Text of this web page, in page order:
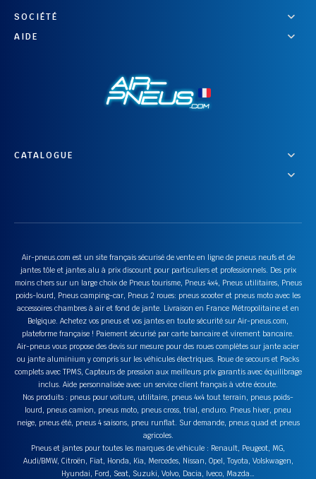
SOCIÉTÉ
AIDE
CATALOGUE
Air-pneus.com est un site français sécurisé de vente en ligne de pneus neufs et de
jantes tôle et jantes alu à prix discount pour particuliers et professionnels. Des prix
moins chers sur un large choix de Pneus tourisme, Pneus 4x4, Pneus utilitaires, Pneus
poids-lourd, Pneus camping-car, Pneus 2 roues: pneus scooter et pneus moto avec les
accessoires chambres à air et fond de jante. Livraison en France Métropolitaine et en
Belgique. Achetez vos pneus et vos jantes en toute sécurité sur Air-pneus.com,
plateforme française ! Paiement sécurisé par carte bancaire et virement bancaire.
Air-pneus vous propose des devis sur mesure pour des roues complètes sur jante acier
ou jante aluminium y compris sur les véhicules électriques. Roue de secours et Packs
complets avec TPMS, Capteurs de pression aux meilleurs prix garantis avec équilibrage
inclus. Aide personnalisée avec un service client français à votre écoute.
Nos produits : pneus pour voiture, utilitaire, pneus 4x4 tout terrain, pneus poids-
lourd, pneus camion, pneus moto, pneus cross, trial, enduro. Pneus hiver, pneu
neige, pneus été, pneus 4 saisons, pneu runflat. Sur demande, pneus quad et pneus
agricoles.
Pneus et jantes pour toutes les marques de véhicule : Renault, Peugeot, MG,
Audi/BMW, Citroën, Fiat, Honda, Kia, Mercedes, Nissan, Opel, Toyota, Volskwagen,
Hyundai, Ford, Seat, Suzuki, Volvo, Dacia, Iveco, Mazda…